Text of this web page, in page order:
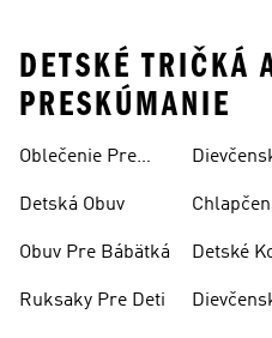
DETSKÉ TRIČKÁ
PRESKÚMANIE
Oblečenie Pre
Detská Obuv
Obuv Pre Bábätká
Ruksaky Pre Deti
Detské